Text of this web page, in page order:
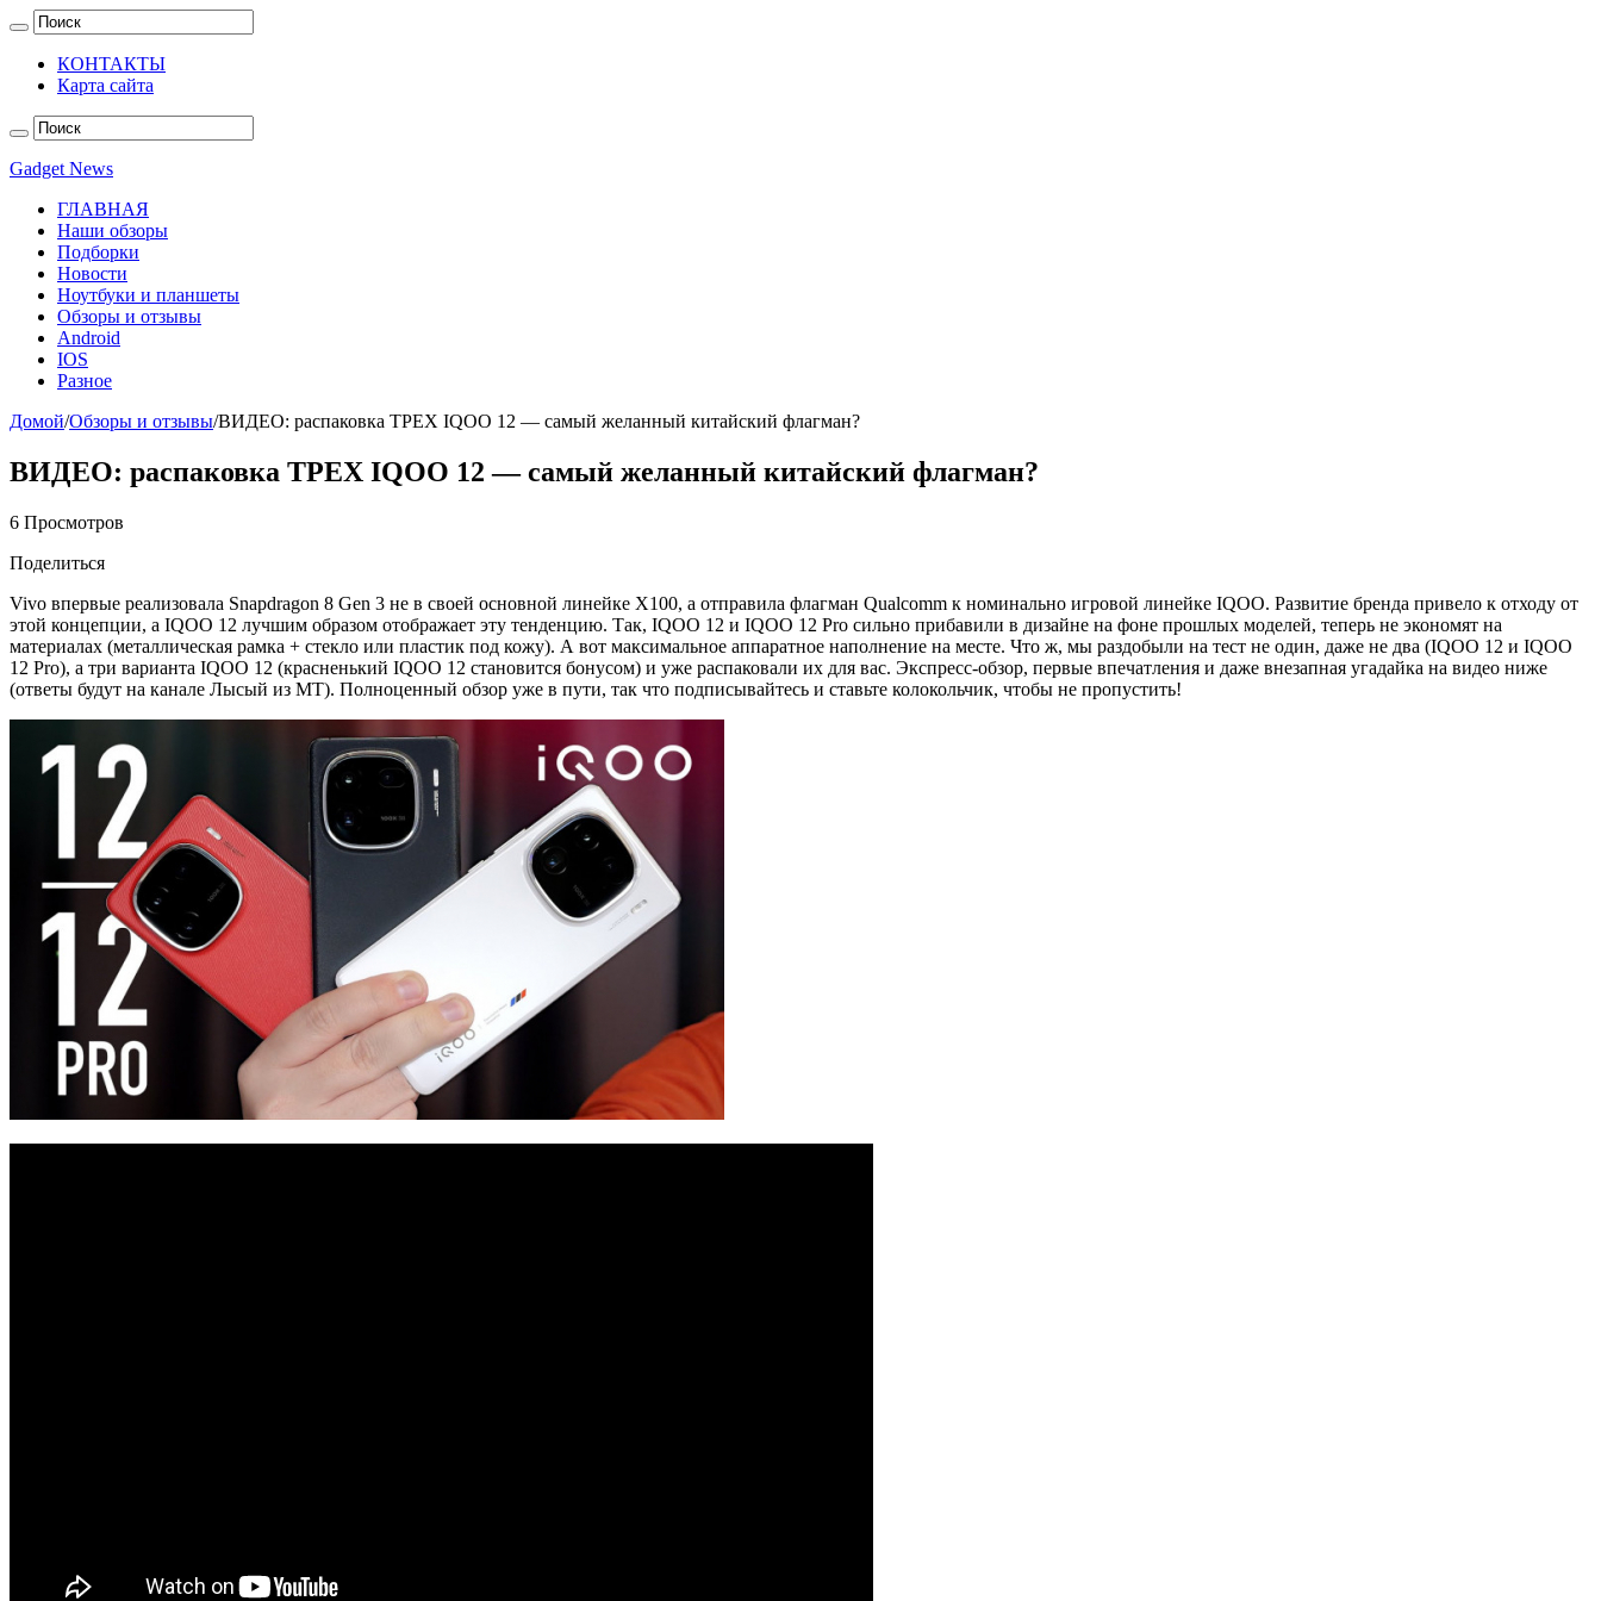
КОНТАКТЫ
Карта сайта
Gadget News
ГЛАВНАЯ
Наши обзоры
Подборки
Новости
Ноутбуки и планшеты
Обзоры и отзывы
Android
IOS
Разное
Домой/Обзоры и отзывы/ВИДЕО: распаковка ТРЕХ IQOO 12 — самый желанный китайский флагман?
ВИДЕО: распаковка ТРЕХ IQOO 12 — самый желанный китайский флагман?
6 Просмотров
Поделиться
Vivo впервые реализовала Snapdragon 8 Gen 3 не в своей основной линейке X100, а отправила флагман Qualcomm к номинально игровой линейке IQOO. Развитие бренда привело к отходу от
этой концепции, а IQOO 12 лучшим образом отображает эту тенденцию. Так, IQOO 12 и IQOO 12 Pro сильно прибавили в дизайне на фоне прошлых моделей, теперь не экономят на
материалах (металлическая рамка + стекло или пластик под кожу). А вот максимальное аппаратное наполнение на месте. Что ж, мы раздобыли на тест не один, даже не два (IQOO 12 и IQOO
12 Pro), а три варианта IQOO 12 (красненький IQOO 12 становится бонусом) и уже распаковали их для вас. Экспресс-обзор, первые впечатления и даже внезапная угадайка на видео ниже
(ответы будут на канале Лысый из МТ). Полноценный обзор уже в пути, так что подписывайтесь и ставьте колокольчик, чтобы не пропустить!